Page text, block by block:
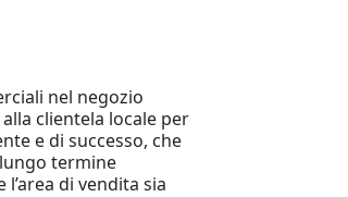
nel negozio
clientela locale per
e di successo, che
termine
di vendita sia